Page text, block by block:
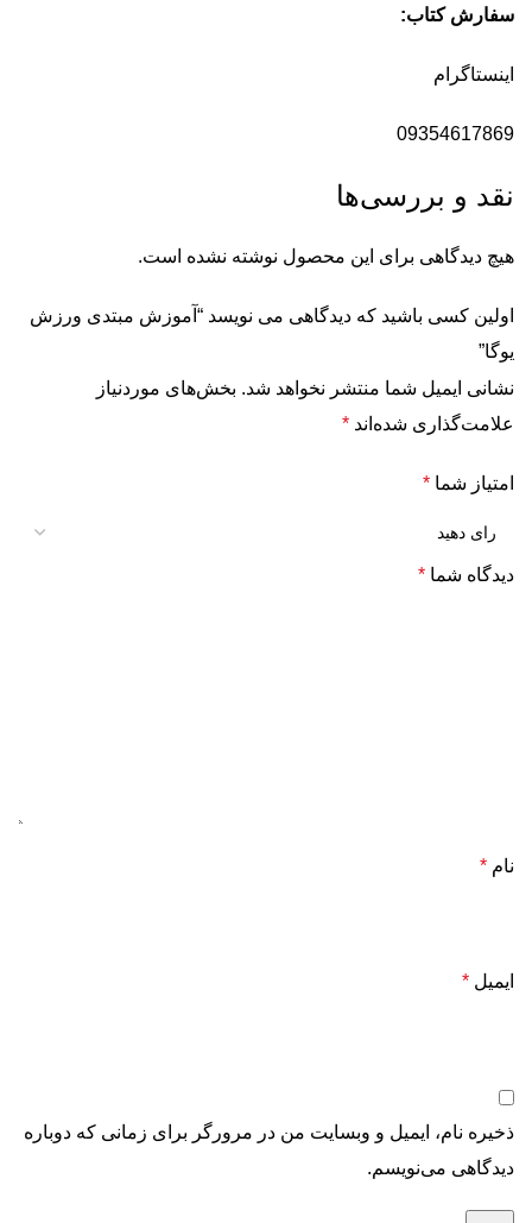
سفارش کتاب:
اینستاگرام
09354617869
نقد و بررسی‌ها
هیچ دیدگاهی برای این محصول نوشته نشده است.
اولین کسی باشید که دیدگاهی می نویسد “آموزش مبتدی ورزش
یوگا”
نشانی ایمیل شما منتشر نخواهد شد. بخش‌های موردنیاز
علامت‌گذاری شده‌اند *
امتیاز شما *
دیدگاه شما *
نام *
ایمیل *
ذخیره نام، ایمیل و وبسایت من در مرورگر برای زمانی که دوباره
دیدگاهی می‌نویسم.